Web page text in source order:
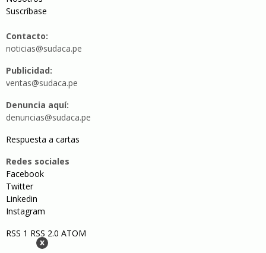
Suscríbase
Contacto:
noticias@sudaca.pe
Publicidad:
ventas@sudaca.pe
Denuncia aquí:
denuncias@sudaca.pe
Respuesta a cartas
Redes sociales
Facebook
Twitter
Linkedin
Instagram
RSS 1 RSS 2.0 ATOM
x